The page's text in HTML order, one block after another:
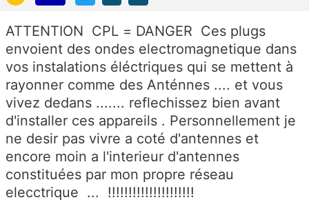
ATTENTION CPL = DANGER Ces plugs
envoient des ondes electromagnetique dans
vos instalations éléctriques qui se mettent à
rayonner comme des Anténnes .... et vous
vivez dedans ....... reflechissez bien avant
d'installer ces appareils . Personnellement je
ne desir pas vivre a coté d'antennes et
encore moin a l'interieur d'antennes
constituées par mon propre réseau
elecctrique ... !!!!!!!!!!!!!!!!!!!!!